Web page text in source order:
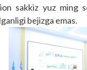
sakkiz yuz ming
bejizga emas.